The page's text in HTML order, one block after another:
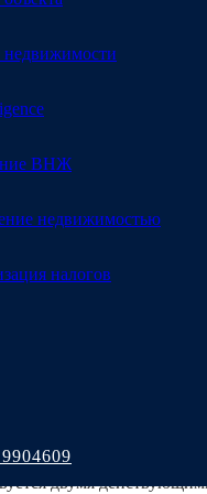
ВНЖ
недвижимостью
налогов
двумя